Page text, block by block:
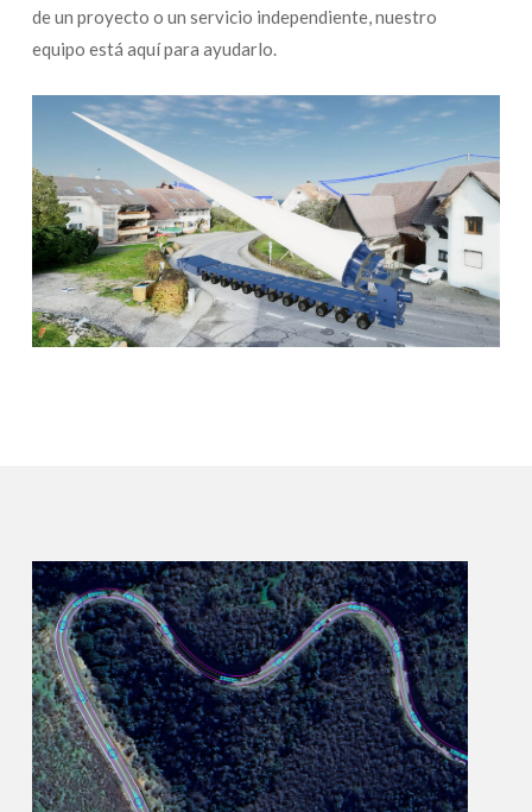
de un proyecto o un servicio independiente, nuestro
equipo está aquí para ayudarlo.